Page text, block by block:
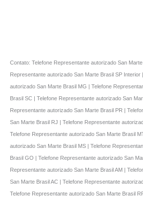
Contato: Telefone Representante autorizado San
Representante autorizado San Marte Brasil SP Interior
autorizado San Marte Brasil MG | Telefone
Brasil SC | Telefone Representante autorizado San
Representante autorizado San Marte Brasil PR |
San Marte Brasil RJ | Telefone Representante
Telefone Representante autorizado San Marte Brasil
autorizado San Marte Brasil MS | Telefone
Brasil GO | Telefone Representante autorizado San
Representante autorizado San Marte Brasil AM |
San Marte Brasil AC | Telefone Representante
Telefone Representante autorizado San Marte Brasil